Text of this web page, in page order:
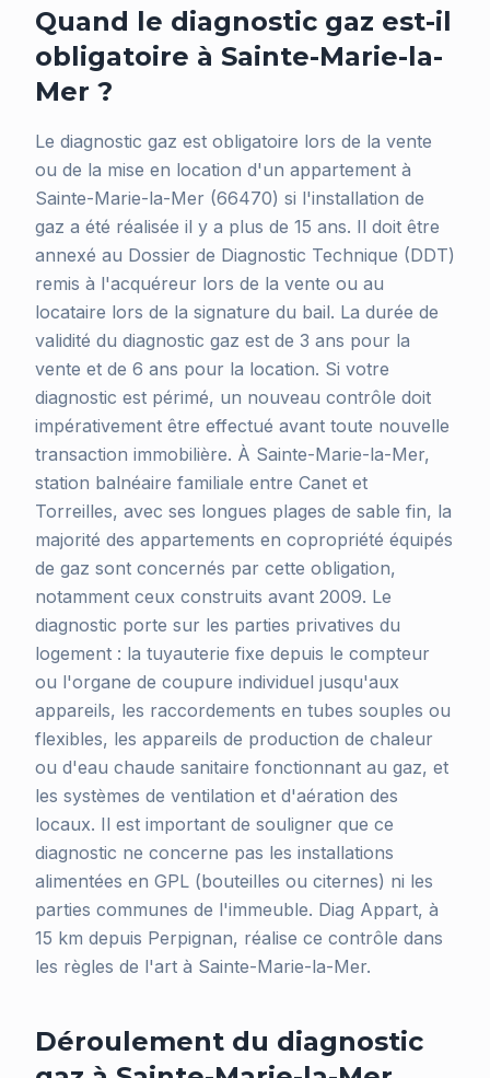
Quand le diagnostic gaz est-il
obligatoire à Sainte-Marie-la-
Mer ?
Le diagnostic gaz est obligatoire lors de la vente
ou de la mise en location d'un appartement à
Sainte-Marie-la-Mer (66470) si l'installation de
gaz a été réalisée il y a plus de 15 ans. Il doit être
annexé au Dossier de Diagnostic Technique (DDT)
remis à l'acquéreur lors de la vente ou au
locataire lors de la signature du bail. La durée de
validité du diagnostic gaz est de 3 ans pour la
vente et de 6 ans pour la location. Si votre
diagnostic est périmé, un nouveau contrôle doit
impérativement être effectué avant toute nouvelle
transaction immobilière. À Sainte-Marie-la-Mer,
station balnéaire familiale entre Canet et
Torreilles, avec ses longues plages de sable fin, la
majorité des appartements en copropriété équipés
de gaz sont concernés par cette obligation,
notamment ceux construits avant 2009. Le
diagnostic porte sur les parties privatives du
logement : la tuyauterie fixe depuis le compteur
ou l'organe de coupure individuel jusqu'aux
appareils, les raccordements en tubes souples ou
flexibles, les appareils de production de chaleur
ou d'eau chaude sanitaire fonctionnant au gaz, et
les systèmes de ventilation et d'aération des
locaux. Il est important de souligner que ce
diagnostic ne concerne pas les installations
alimentées en GPL (bouteilles ou citernes) ni les
parties communes de l'immeuble. Diag Appart, à
15 km depuis Perpignan, réalise ce contrôle dans
les règles de l'art à Sainte-Marie-la-Mer.
Déroulement du diagnostic